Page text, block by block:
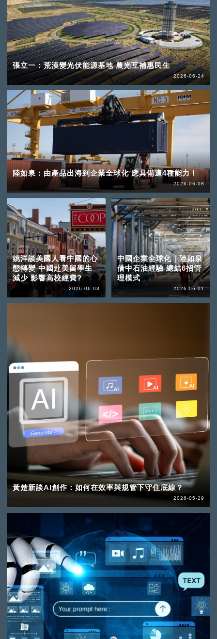
張立一：荒漠變光伏能源基地 農光互補惠民生
2026-06-24
陸如泉：由產品出海到企業全球化 應具備這4種能力！
2026-06-08
姚洋談美國人看中國的心
態轉變 中國赴美留學生
減少 影響高校經費?
2026-06-03
中國企業全球化｜陸如泉
借中石油經驗 總結6招管
理模式
2026-06-01
黃楚新談AI創作：如何在效率與規管下守住底線？
2026-05-29